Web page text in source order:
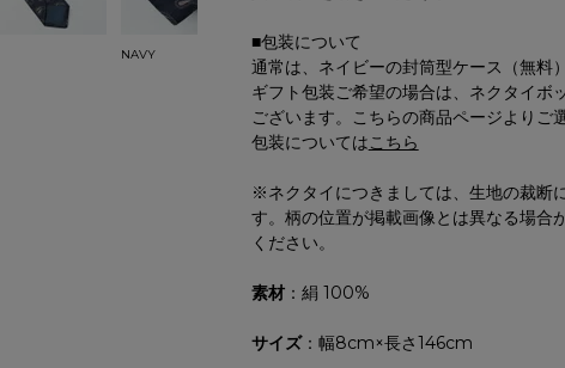
NAVY
■包装について
通常は、ネイビーの封筒型ケース（無料
ギフト包装ご希望の場合は、ネクタイボ
ございます。こちらの商品ページよりご
包装についてはこちら
※ネクタイにつきましては、生地の裁断
す。柄の位置が掲載画像とは異なる場合
ください。
素材：絹 100%
サイズ：幅8cm×長さ146cm